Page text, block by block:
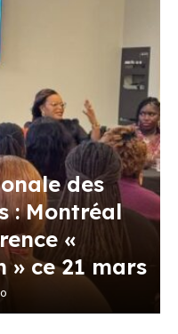
des
: Montréal
«
» ce 21 mars